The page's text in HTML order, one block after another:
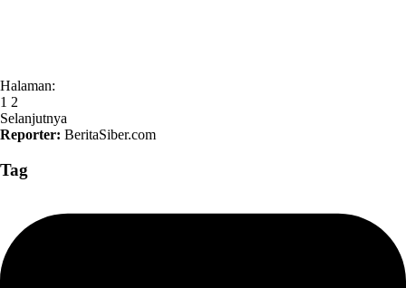
Halaman:
1 2
Selanjutnya
Reporter: BeritaSiber.com
Tag